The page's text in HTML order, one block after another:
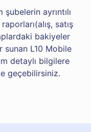
ayrıntılı
satış
bakiyeler
L10 Mobile
detaylı bilgilere
geçebilirsiniz.